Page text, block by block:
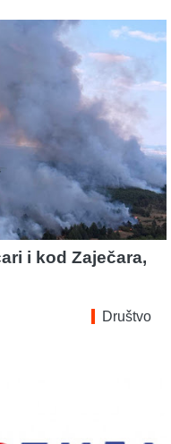
i kod Zaječara,
Društvo